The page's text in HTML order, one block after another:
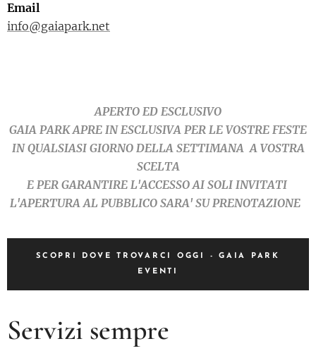
Email
info@gaiapark.net
APERTO ED ESCLUSIVO
GAIA PARK APRE IN ESCLUSIVA PER LE VOSTRE FESTE
IN QUALSIASI GIORNO DELLA SETTIMANA A VOSTRA
SCELTA
E PER GARANTIRE L'ACCESSO AI SOLI INVITATI
L'APERTURA AL PUBBLICO SARA' SU PRENOTAZIONE
SCOPRI DOVE TROVARCI OGGI - GAIA PARK
EVENTI
Servizi sempre